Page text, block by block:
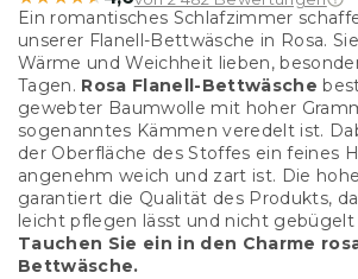
Ein romantisches Schlafzimmer
unserer Flanell-Bettwäsche in Rosa.
Wärme und Weichheit lieben,
Tagen. Rosa Flanell-Bettwäsche
gewebter Baumwolle mit hoher
sogenanntes Kämmen veredelt ist.
der Oberfläche des Stoffes ein feines
angenehm weich und zart ist. Die
garantiert die Qualität des Produkts,
leicht pflegen lässt und nicht gebügelt
Tauchen Sie ein in den Charme
Bettwäsche.